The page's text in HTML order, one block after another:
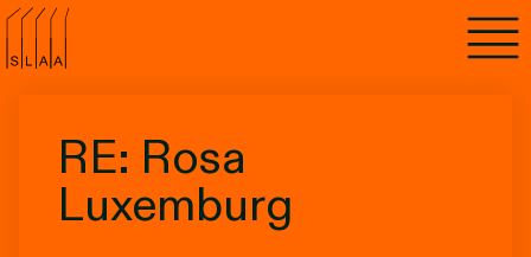
RE: Rosa
Luxemburg
Agenda
Lezen